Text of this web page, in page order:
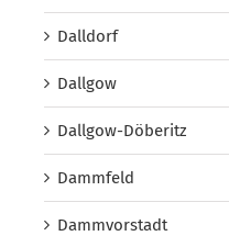
Dalldorf
Dallgow
Dallgow-Döberitz
Dammfeld
Dammvorstadt